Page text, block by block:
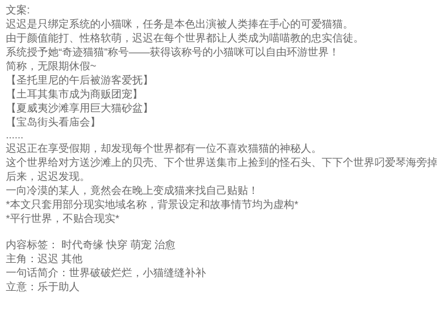
文案:
迟迟是只绑定系统的小猫咪，任务是本色出演被人类捧在手心的可爱猫猫。
由于颜值能打、性格软萌，迟迟在每个世界都让人类成为喵喵教的忠实信徒。
系统授予她“奇迹猫猫”称号——获得该称号的小猫咪可以自由环游世界！
简称，无限期休假~
【圣托里尼的午后被游客爱抚】
【土耳其集市成为商贩团宠】
【夏威夷沙滩享用巨大猫砂盆】
【宝岛街头看庙会】
......
迟迟正在享受假期，却发现每个世界都有一位不喜欢猫猫的神秘人。
这个世界给对方送沙滩上的贝壳、下个世界送集市上捡到的怪石头、下下个世界叼爱琴海旁
后来，迟迟发现。
一向冷漠的某人，竟然会在晚上变成猫来找自己贴贴！
*本文只套用部分现实地域名称，背景设定和故事情节均为虚构*
*平行世界，不贴合现实*
内容标签： 时代奇缘 快穿 萌宠 治愈
主角：迟迟 其他
一句话简介：世界破破烂烂，小猫缝缝补补
立意：乐于助人